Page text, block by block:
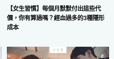
【女生習慣】每個月默默付出這些代
價，你有算過嗎？經血過多的3種隱形
成本